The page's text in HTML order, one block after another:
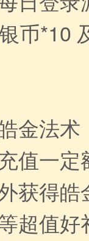
币*10
金法术
值一
获得
超值好